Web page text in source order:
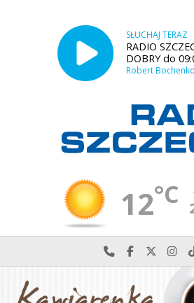
SŁUCHAJ TERAZ
RADIO
DOBRY do
Robert
12°C
Najlepiej po
Odwiedź